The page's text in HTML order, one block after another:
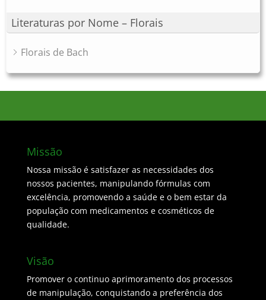
Literaturas por Nome – Florais
Florais de Bach
Missão
Nossa missão é satisfazer as necessidades dos
nossos pacientes, manipulando fórmulas com
excelência, promovendo a saúde e o bem estar da
população com medicamentos e cosméticos de
qualidade.
Visão
Promover o continuo aprimoramento dos processos
de manipulação, conquistando a preferência dos